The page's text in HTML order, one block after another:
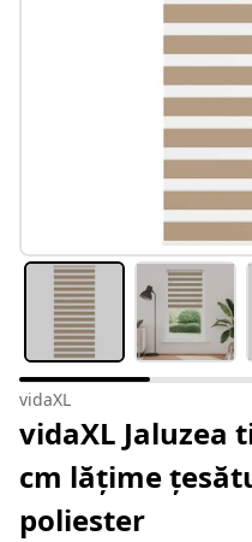
vidaXL
vidaXL Jaluzea
cm lățime
poliester